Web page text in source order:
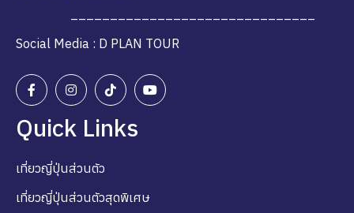
Social Media : D PLAN TOUR
Quick Links
เที่ยวญี่ปุ่นส่วนตัว
เที่ยวญี่ปุ่นส่วนตัวสุดพิเศษ